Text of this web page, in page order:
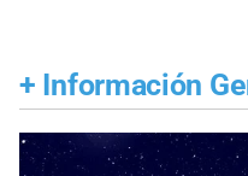
+ Información